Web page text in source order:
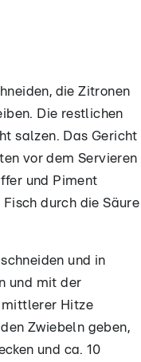
die Zitronen
Die restlichen
salzen. Das Gericht
vor dem Servieren
und Piment
durch die Säure
und in
und mit der
mittlerer Hitze
Zwiebeln geben,
und ca. 10